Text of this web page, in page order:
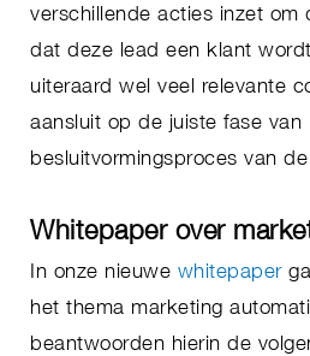
verschillende acties inzet om
dat deze lead een klant
uiteraard wel veel relevante
aansluit op de juiste fase van
besluitvormingsproces van
Whitepaper over
In onze nieuwe whitepaper
het thema marketing
beantwoorden hierin de